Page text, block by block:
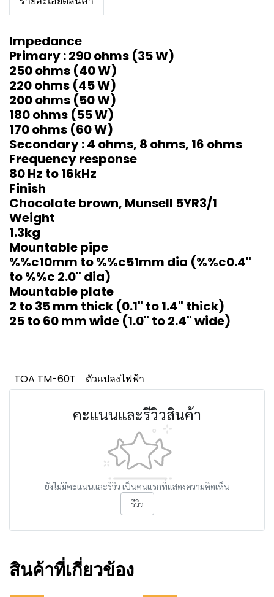
Impedance
Primary : 290 ohms (35 W)
250 ohms (40 W)
220 ohms (45 W)
200 ohms (50 W)
180 ohms (55 W)
170 ohms (60 W)
Secondary : 4 ohms, 8 ohms, 16 ohms
Frequency response
80 Hz to 16kHz
Finish
Chocolate brown, Munsell 5YR3/1
Weight
1.3kg
Mountable pipe
%%c10mm to %%c51mm dia (%%c0.4"
to %%c 2.0" dia)
Mountable plate
2 to 35 mm thick (0.1" to 1.4" thick)
25 to 60 mm wide (1.0" to 2.4" wide)
TOA TM-60T ตัวแปลงไฟฟ้า
คะแนนและรีวิวสินค้า
ยังไม่มีคะแนนและรีวิว เป็นคนแรกที่แสดงความคิดเห็น
รีวิว
สินค้าที่เกี่ยวข้อง